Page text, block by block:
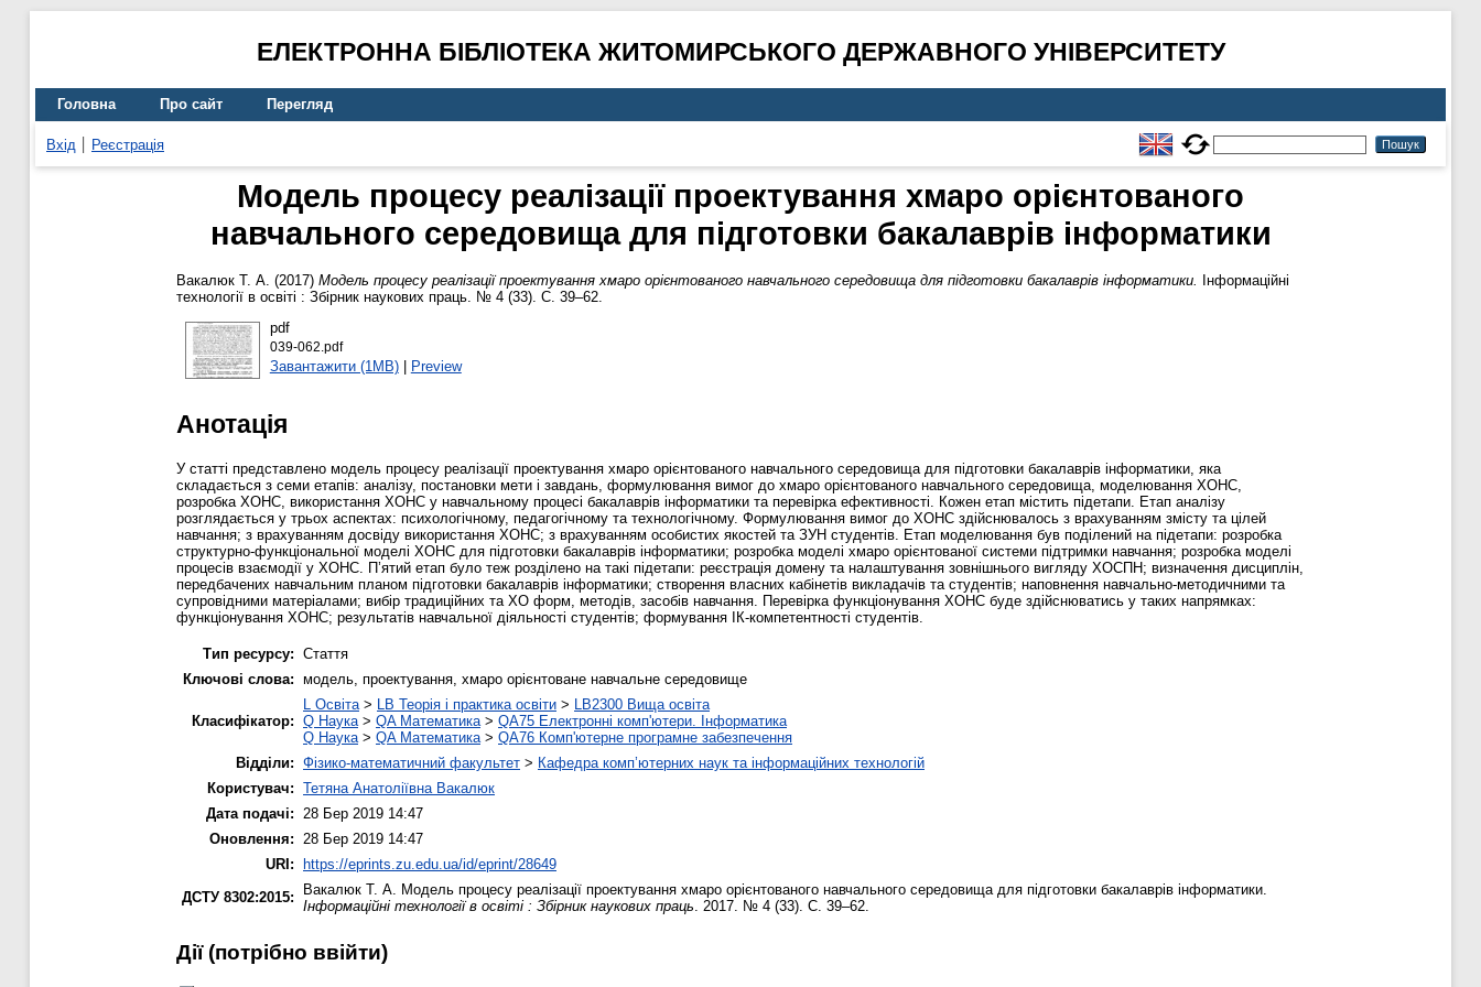
ЕЛЕКТРОННА БІБЛІОТЕКА ЖИТОМИРСЬКОГО ДЕРЖАВНОГО УНІВЕРСИТЕТУ
Головна Про сайт Перегляд
Вхід Реєстрація
Модель процесу реалізації проектування хмаро орієнтованого
навчального середовища для підготовки бакалаврів інформатики
Вакалюк Т. А. (2017) Модель процесу реалізації проектування хмаро орієнтованого навчального середовища для підготовки бакалаврів інформатики.
Інформаційні
технології в освіті : Збірник наукових праць. № 4 (33). С. 39–62.
pdf
039-062.pdf
Завантажити (1MB)| Preview
Анотація
У статті представлено модель процесу реалізації проектування хмаро орієнтованого навчального середовища для підготовки бакалаврів інформатики, яка
складається з семи етапів: аналізу, постановки мети і завдань, формулювання вимог до хмаро орієнтованого навчального середовища, моделювання ХОНС,
розробка ХОНС, використання ХОНС у навчальному процесі бакалаврів інформатики та перевірка ефективності. Кожен етап містить підетапи. Етап аналізу
розглядається у трьох аспектах: психологічному, педагогічному та технологічному. Формулювання вимог до ХОНС здійснювалось з врахуванням змісту та цілей
навчання; з врахуванням досвіду використання ХОНС; з врахуванням особистих якостей та ЗУН студентів. Етап моделювання був поділений на підетапи: розробка
структурно-функціональної моделі ХОНС для підготовки бакалаврів інформатики; розробка моделі хмаро орієнтованої системи підтримки навчання; розробка моделі
процесів взаємодії у ХОНС. П’ятий етап було теж розділено на такі підетапи: реєстрація домену та налаштування зовнішнього вигляду ХОСПН; визначення дисциплін,
передбачених навчальним планом підготовки бакалаврів інформатики; створення власних кабінетів викладачів та студентів; наповнення навчально-методичними та
супровідними матеріалами; вибір традиційних та ХО форм, методів, засобів навчання. Перевірка функціонування ХОНС буде здійснюватись у таких напрямках:
функціонування ХОНС; результатів навчальної діяльності студентів; формування ІК-компетентності студентів.
Тип ресурсу: Стаття
Ключові слова: модель, проектування, хмаро орієнтоване навчальне середовище
Класифікатор:
L Освіта > LB Теорія і практика освіти > LB2300 Вища освіта
Q Наука > QA Математика > QA75 Електронні комп'ютери. Інформатика
Q Наука > QA Математика > QA76 Комп'ютерне програмне забезпечення
Відділи: Фізико-математичний факультет > Кафедра комп’ютерних наук та інформаційних технологій
Користувач: Тетяна Анатоліївна Вакалюк
Дата подачі:
28 Бер 2019 14:47
Оновлення:
28 Бер 2019 14:47
URI: https://eprints.zu.edu.ua/id/eprint/28649
ДСТУ 8302:2015:
Вакалюк Т. А. Модель процесу реалізації проектування хмаро орієнтованого навчального середовища для підготовки бакалаврів інформатики.
Інформаційні технології в освіті : Збірник наукових праць . 2017. № 4 (33). С. 39–62.
Дії ​​(потрібно ввійти)